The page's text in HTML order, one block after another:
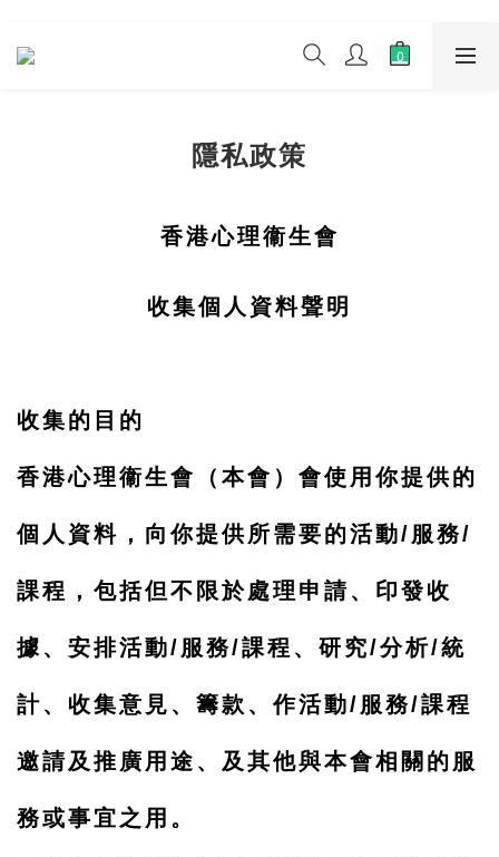
隱私政策
香港心理衞生會
收集個人資料聲明
收集的目的
香港心理衞生會（本會）會使用你提供的
個人資料，向你提供所需要的活動/服務/
課程，包括但不限於處理申請、印發收
據、安排活動/服務/課程、研究/分析/統
計、收集意見、籌款、作活動/服務/課程
邀請及推廣用途、及其他與本會相關的服
務或事宜之用。